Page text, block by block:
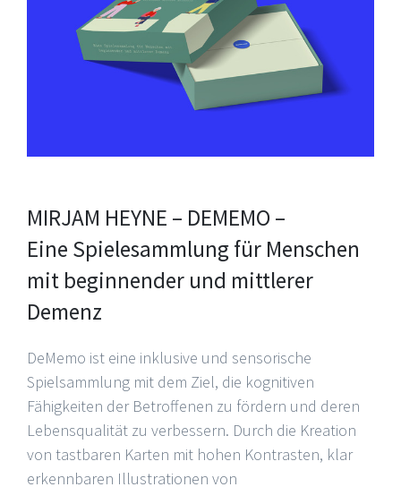
MIRJAM HEYNE – DEMEMO –
Eine Spielesammlung für Menschen
mit beginnender und mittlerer
Demenz
DeMemo ist eine inklusive und sensorische
Spielsammlung mit dem Ziel, die kognitiven
Fähigkeiten der Betroffenen zu fördern und deren
Lebensqualität zu verbessern. Durch die Kreation
von tastbaren Karten mit hohen Kontrasten, klar
erkennbaren Illustrationen von